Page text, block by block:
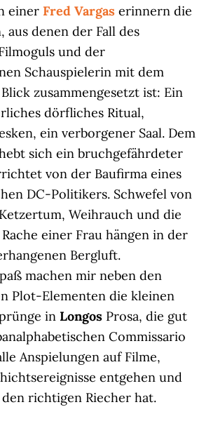
einer Fred Vargas erinnern die
aus denen der Fall des
und der
Schauspielerin mit dem
zusammengesetzt ist: Ein
dörfliches Ritual,
ein verborgener Saal. Dem
sich ein bruchgefährdeter
von der Baufirma eines
DC-Politikers. Schwefel von
Weihrauch und die
einer Frau hängen in der
Bergluft.
machen mir neben den
Plot-Elementen die kleinen
inLongos Prosa, die gut
Commissario
Anspielungen auf Filme,
entgehen und
richtigen Riecher hat.